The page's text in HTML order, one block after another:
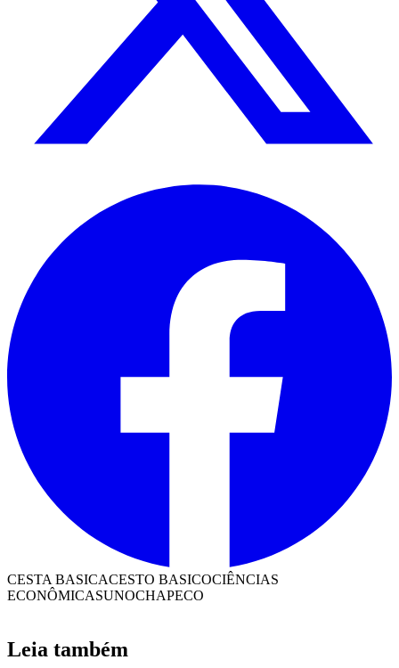
CESTA BASICACESTO BASICOCIÊNCIAS
ECONÔMICASUNOCHAPECO
Leia também